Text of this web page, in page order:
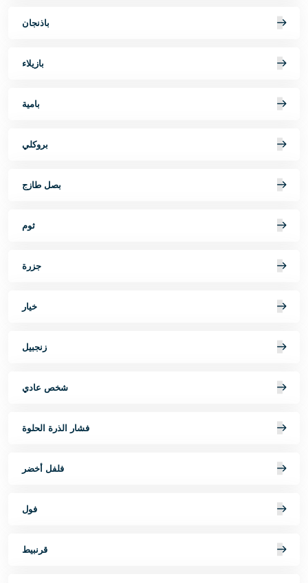
باذنجان
بازيلاء
بامية
بروكلي
بصل طازج
ثوم
جزرة
خيار
زنجبيل
شخص عادي
فشار الذرة الحلوة
فلفل أخضر
فول
قرنبيط